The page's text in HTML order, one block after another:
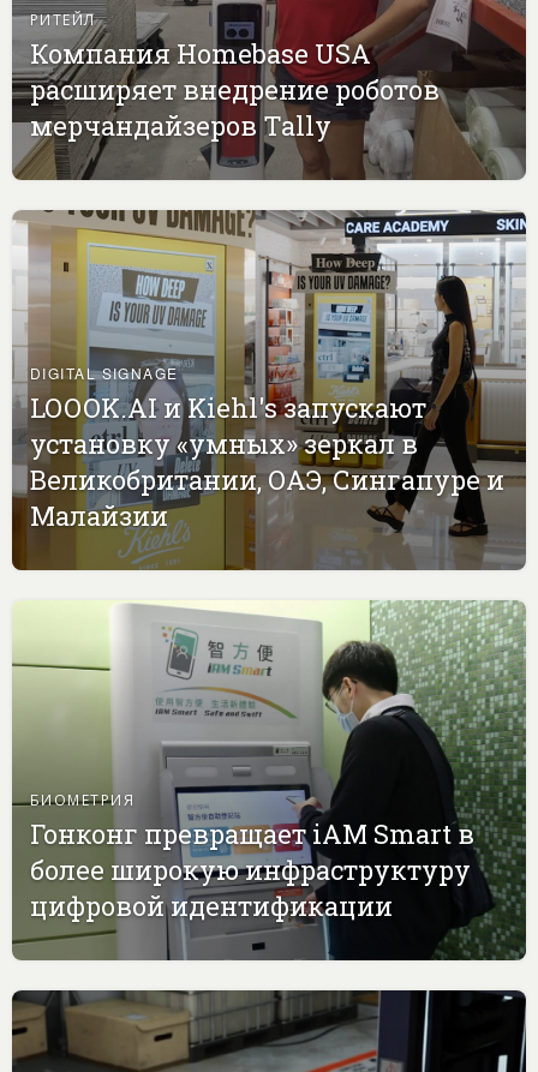
РИТЕЙЛ
Компания Homebase USA
расширяет внедрение роботов
мерчандайзеров Tally
DIGITAL SIGNAGE
LOOOK.AI и Kiehl's запускают
установку «умных» зеркал в
Великобритании, ОАЭ, Сингапуре и
Малайзии
БИОМЕТРИЯ
Гонконг превращает iAM Smart в
более широкую инфраструктуру
цифровой идентификации